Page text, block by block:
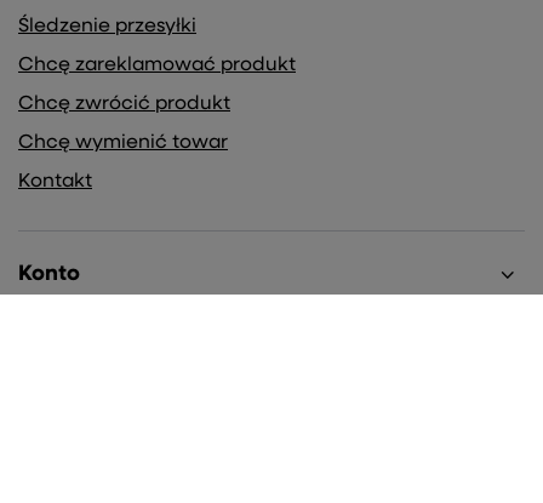
Śledzenie przesyłki
Chcę zareklamować produkt
Chcę zwrócić produkt
Chcę wymienić towar
Kontakt
Konto